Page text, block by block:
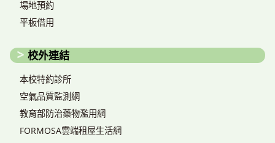
場地預約
平板借用
校外連結
本校特約診所
空氣品質監測網
教育部防治藥物濫用網
FORMOSA雲端租屋生活網